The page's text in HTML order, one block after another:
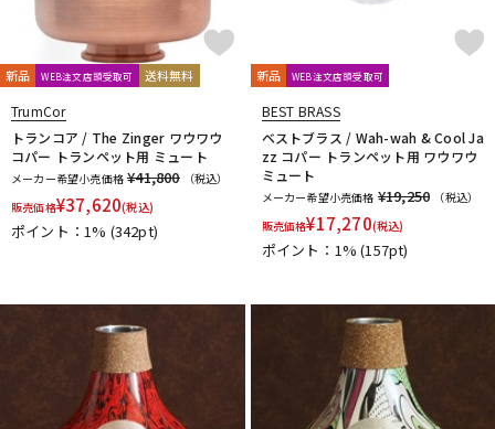
新品 WEB注文店頭受取可 送料無料
TrumCor
トランコア / The Zinger ワウワウ
コパー トランペット用 ミュート
メーカー希望小売価格 ¥41,800
（税込）
販売価格¥37,620(税込)
ポイント：1% (342pt)
新品 WEB注文店頭受取可
BEST BRASS
ベストブラス / Wah-wah & Cool Ja
zz コパー トランペット用 ワウワウ
ミュート
メーカー希望小売価格 ¥19,250
（税込）
販売価格¥17,270(税込)
ポイント：1%(157pt)